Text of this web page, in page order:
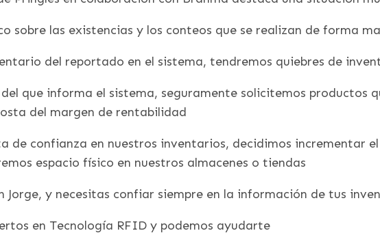
sobre las existencias y los conteos que se realizan de forma
del reportado en el sistema, tendremos quiebres de
que informa el sistema, seguramente solicitemos productos
del margen de rentabilidad
de confianza en nuestros inventarios, decidimos incrementar
espacio físico en nuestros almacenes o tiendas
Jorge, y necesitas confiar siempre en la información de tus
en Tecnología RFID y podemos ayudarte